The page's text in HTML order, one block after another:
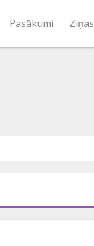
Pasākumi Ziņas